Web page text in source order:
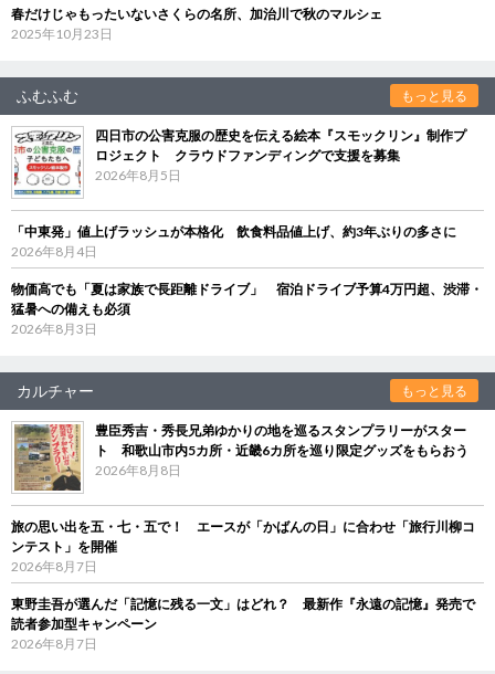
春だけじゃもったいないさくらの名所、加治川で秋のマルシェ
2025年10月23日
ふむふむ もっと見る
四日市の公害克服の歴史を伝える絵本『スモックリン』制作プ
ロジェクト クラウドファンディングで支援を募集
2026年8月5日
「中東発」値上げラッシュが本格化 飲食料品値上げ、約3年ぶりの多さに
2026年8月4日
物価高でも「夏は家族で長距離ドライブ」 宿泊ドライブ予算4万円超、渋滞・
猛暑への備えも必須
2026年8月3日
カルチャー もっと見る
豊臣秀吉・秀長兄弟ゆかりの地を巡るスタンプラリーがスター
ト 和歌山市内5カ所・近畿6カ所を巡り限定グッズをもらおう
2026年8月8日
旅の思い出を五・七・五で！ エースが「かばんの日」に合わせ「旅行川柳コ
ンテスト」を開催
2026年8月7日
東野圭吾が選んだ「記憶に残る一文」はどれ？ 最新作『永遠の記憶』発売で
読者参加型キャンペーン
2026年8月7日